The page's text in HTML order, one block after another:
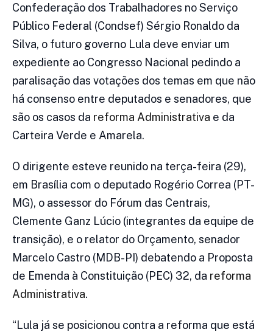
Confederação dos Trabalhadores no Serviço
Público Federal (Condsef) Sérgio Ronaldo da
Silva, o futuro governo Lula deve enviar um
expediente ao Congresso Nacional pedindo a
paralisação das votações dos temas em que não
há consenso entre deputados e senadores, que
são os casos da reforma Administrativa e da
Carteira Verde e Amarela.
O dirigente esteve reunido na terça-feira (29),
em Brasília com o deputado Rogério Correa (PT-
MG), o assessor do Fórum das Centrais,
Clemente Ganz Lúcio (integrantes da equipe de
transição), e o relator do Orçamento, senador
Marcelo Castro (MDB-PI) debatendo a Proposta
de Emenda à Constituição (PEC) 32, da reforma
Administrativa.
“Lula já se posicionou contra a reforma que está